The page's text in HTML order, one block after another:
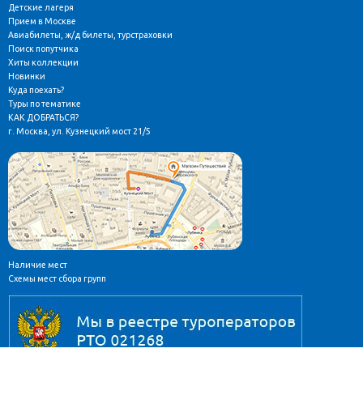
Детские лагеря
Прием в Москве
Авиабилеты, ж/д билеты, турстраховки
Поиск попутчика
Хиты коллекции
Новинки
Куда поехать?
Туры по тематике
КАК ДОБРАТЬСЯ?
г. Москва, ул. Кузнецкий мост 21/5
Наличие мест
Схемы мест сбора групп